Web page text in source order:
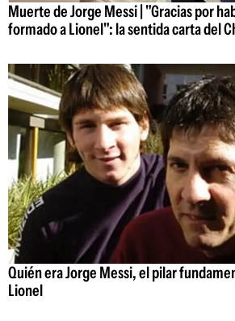
Muerte de Jorge Messi | "Gracias por
formado a Lionel": la sentida carta del
Quién era Jorge Messi, el pilar
Lionel